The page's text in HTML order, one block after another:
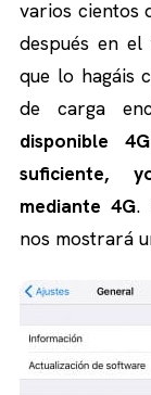
varios cientos
después en
que lo hagáis
de carga
disponible
suficiente,
mediante 4G.
nos mostrará